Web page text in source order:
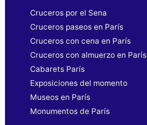
Cruceros por el Sena
Cruceros paseos en París
Cruceros con cena en París
Cruceros con almuerzo en París
Cabarets París
Exposiciones del momento
Museos en París
Monumentos de París